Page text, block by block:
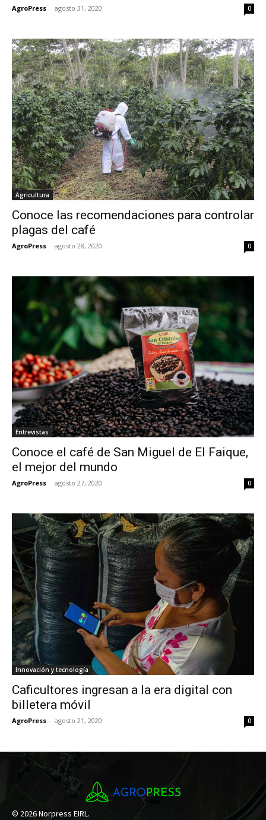
AgroPress - agosto 31, 2020 0
Agricultura
Conoce las recomendaciones para controlar
plagas del café
AgroPress - agosto 28, 2020 0
Entrevistas
Conoce el café de San Miguel de El Faique,
el mejor del mundo
AgroPress - agosto 27, 2020 0
Innovación y tecnología
Caficultores ingresan a la era digital con
billetera móvil
AgroPress - agosto 21, 2020 0
© 2026 Norpress EIRL.